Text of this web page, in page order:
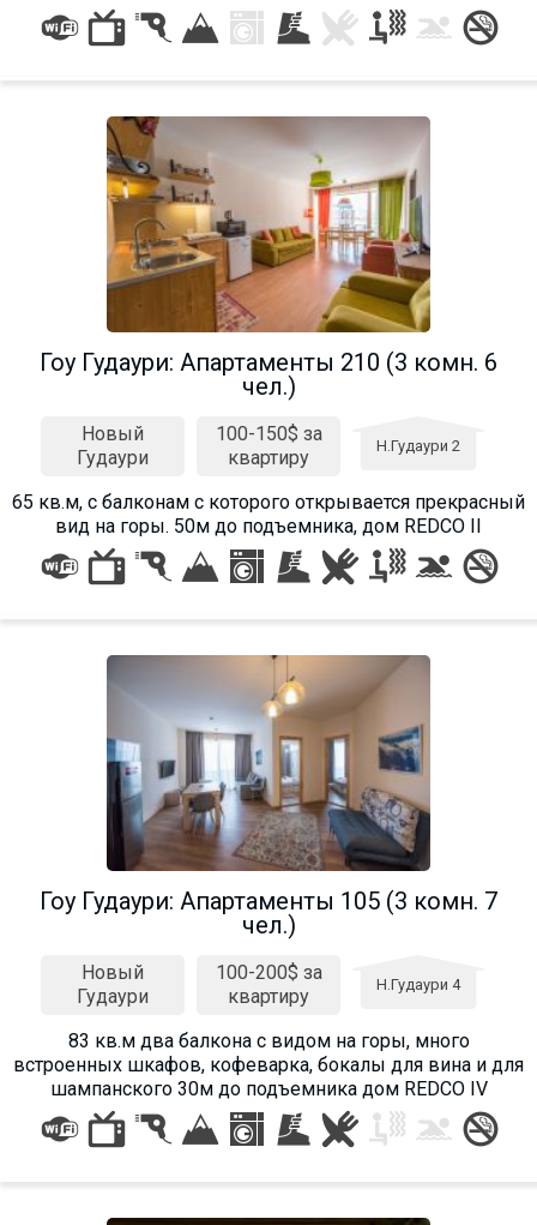
Гоу Гудаури: Апартаменты 210 (3 комн. 6
чел.)
Новый
Гудаури
100-150$ за
квартиру
Н.Гудаури 2
65 кв.м, с балконам с которого открывается прекрасный
вид на горы. 50м до подъемника, дом REDCO II
Гоу Гудаури: Апартаменты 105 (3 комн. 7
чел.)
Новый
Гудаури
100-200$ за
квартиру
Н.Гудаури 4
83 кв.м два балкона с видом на горы, много
встроенных шкафов, кофеварка, бокалы для вина и для
шампанского 30м до подъемника дом REDCO IV